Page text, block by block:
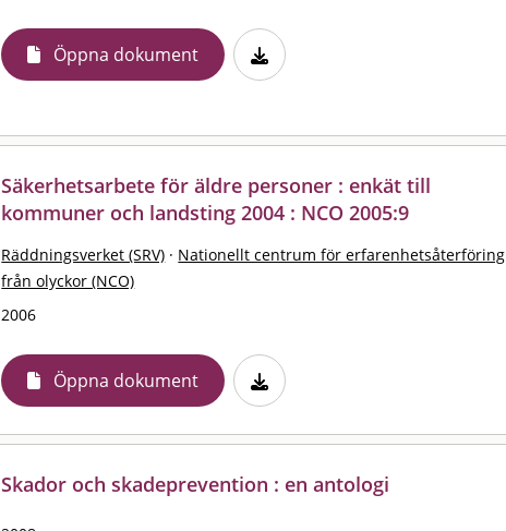
Öppna dokument
Säkerhetsarbete för äldre personer : enkät till
kommuner och landsting 2004 : NCO 2005:9
Räddningsverket (SRV) · Nationellt centrum för erfarenhetsåterföring
från olyckor (NCO)
2006
Öppna dokument
Skador och skadeprevention : en antologi